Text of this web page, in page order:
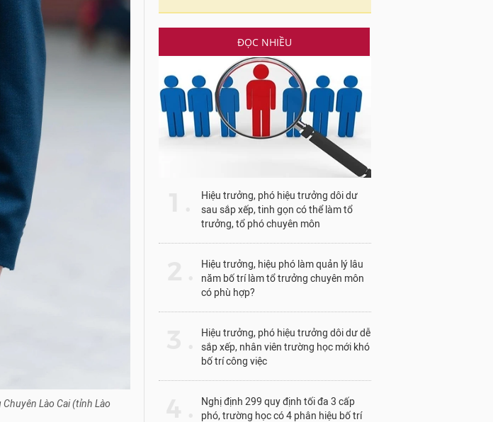
Lào Cai (tỉnh Lào
ĐỌC NHIỀU
Hiệu trưởng, phó hiệu trưởng dôi dư
sau sắp xếp, tinh gọn có thể làm tổ
trưởng, tổ phó chuyên môn
Hiệu trưởng, hiệu phó làm quản lý lâu
năm bố trí làm tổ trưởng chuyên môn
có phù hợp?
Hiệu trưởng, phó hiệu trưởng dôi dư dễ
sắp xếp, nhân viên trường học mới khó
bố trí công việc
Nghị định 299 quy định tối đa 3 cấp
phó, trường học có 4 phân hiệu bố trí